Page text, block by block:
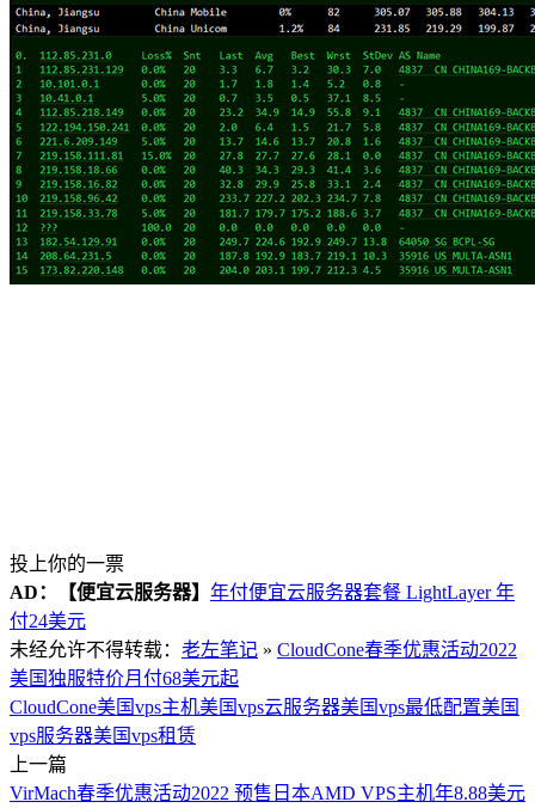
投上你的一票
AD：
【便宜云服务器】 年付便宜云服务器套餐 LightLayer 年
付24美元
未经允许不得转载： 老左笔记 » CloudCone春季优惠活动2022
美国独服特价月付68美元起
CloudCone美国vps主机美国vps云服务器美国vps最低配置美国
vps服务器美国vps租赁
上一篇
VirMach春季优惠活动2022 预售日本AMD VPS主机年8.88美元